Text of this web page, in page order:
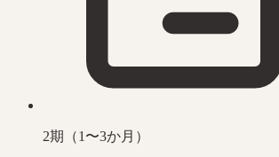
2期（1〜3か月）